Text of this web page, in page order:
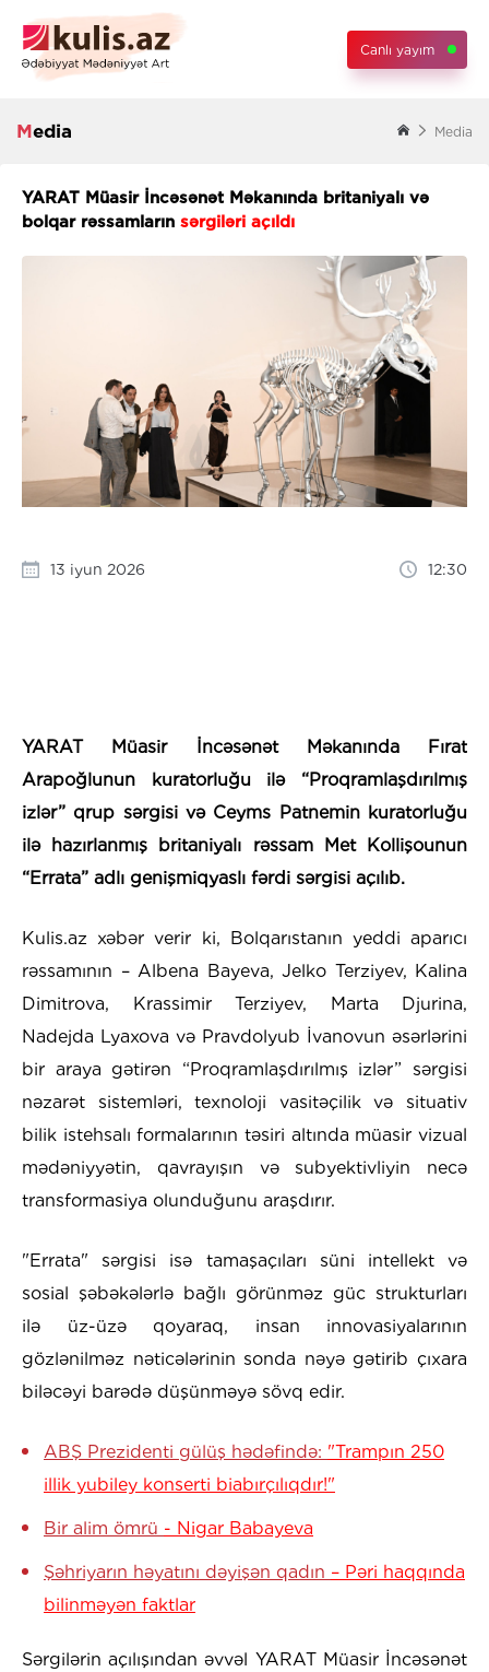
Canlı yayım
Media Media
YARAT Müasir İncəsənət Məkanında britaniyalı və
bolqar rəssamların sərgiləri açıldı
13 iyun 2026 12:30
YARAT Müasir İncəsənət Məkanında Fırat
Arapoğlunun kuratorluğu ilə “Proqramlaşdırılmış
izlər” qrup sərgisi və Ceyms Patnemin kuratorluğu
ilə hazırlanmış britaniyalı rəssam Met Kollişounun
“Errata” adlı genişmiqyaslı fərdi sərgisi açılıb.
Kulis.az xəbər verir ki, Bolqarıstanın yeddi aparıcı
rəssamının – Albena Bayeva, Jelko Terziyev, Kalina
Dimitrova, Krassimir Terziyev, Marta Djurina,
Nadejda Lyaxova və Pravdolyub İvanovun əsərlərini
bir araya gətirən “Proqramlaşdırılmış izlər” sərgisi
nəzarət sistemləri, texnoloji vasitəçilik və situativ
bilik istehsalı formalarının təsiri altında müasir vizual
mədəniyyətin, qavrayışın və subyektivliyin necə
transformasiya olunduğunu araşdırır.
"Errata" sərgisi isə tamaşaçıları süni intellekt və
sosial şəbəkələrlə bağlı görünməz güc strukturları
ilə üz-üzə qoyaraq, insan innovasiyalarının
gözlənilməz nəticələrinin sonda nəyə gətirib çıxara
biləcəyi barədə düşünməyə sövq edir.
ABŞ Prezidenti gülüş hədəfində: "Trampın 250
illik yubiley konserti biabırçılıqdır!"
Bir alim ömrü - Nigar Babayeva
Şəhriyarın həyatını dəyişən qadın – Pəri haqqında
bilinməyən faktlar
Sərgilərin açılışından əvvəl YARAT Müasir İncəsənət